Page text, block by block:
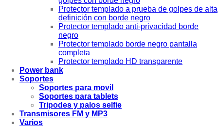
Protector templado a prueba de golpes de alta
definición con borde negro
Protector templado anti-privacidad borde
negro
Protector templado borde negro pantalla
completa
Protector templado HD transparente
Power bank
Soportes
Soportes para movil
Soportes para tablets
Tripodes y palos selfie
Transmisores FM y MP3
Varios